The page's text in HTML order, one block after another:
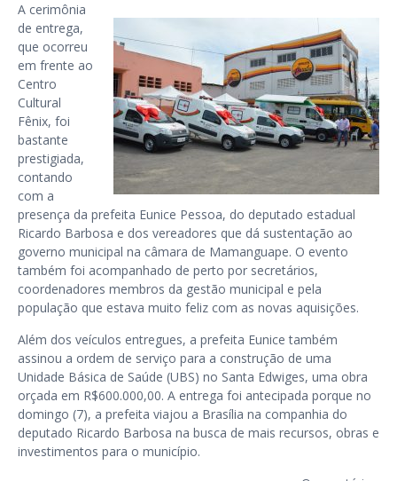
A cerimônia
de entrega,
que ocorreu
em frente ao
Centro
Cultural
Fênix, foi
bastante
prestigiada,
contando
com a
presença da prefeita Eunice Pessoa, do deputado estadual
Ricardo Barbosa e dos vereadores que dá sustentação ao
governo municipal na câmara de Mamanguape. O evento
também foi acompanhado de perto por secretários,
coordenadores membros da gestão municipal e pela
população que estava muito feliz com as novas aquisições.
Além dos veículos entregues, a prefeita Eunice também
assinou a ordem de serviço para a construção de uma
Unidade Básica de Saúde (UBS) no Santa Edwiges, uma obra
orçada em R$600.000,00. A entrega foi antecipada porque no
domingo (7), a prefeita viajou a Brasília na companhia do
deputado Ricardo Barbosa na busca de mais recursos, obras e
investimentos para o município.